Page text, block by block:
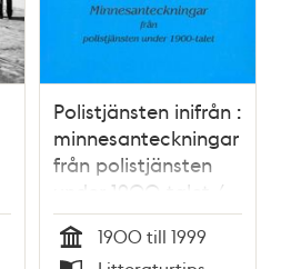
Polistjänsten inifrån :
minnesanteckningar
från polistjänsten
under 1900-talet /
sammanställd av
Lennart Silverbark
Tid
1900 till 1999